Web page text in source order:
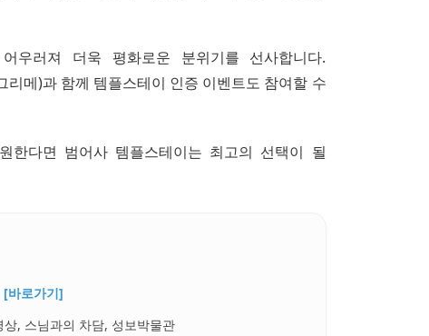
우러져 더욱 평화로운 분위기를 선사합니다.
메)과 함께 템플스테이 인증 이벤트도 참여할 수
한다면 범어사 템플스테이는 최고의 선택이 될
[바로가기]
, 스님과의 차담, 성보박물관